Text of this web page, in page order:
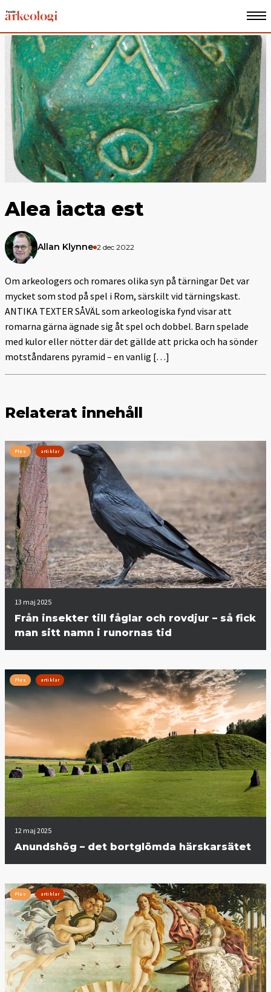
Alea iacta est
Allan Klynne 2 dec 2022
Om arkeologers och romares olika syn på tärningar Det var
mycket som stod på spel i Rom, särskilt vid tärningskast.
ANTIKA TEXTER SÅVÄL som arkeologiska fynd visar att
romarna gärna ägnade sig åt spel och dobbel. Barn spelade
med kulor eller nötter där det gällde att pricka och ha sönder
motståndarens pyramid – en vanlig […]
Relaterat innehåll
Plus artiklar
13 maj 2025
Från insekter till fåglar och rovdjur – så fick
man sitt namn i runornas tid
Plus artiklar
12 maj 2025
Anundshög – det bortglömda härskarsätet
Plus artiklar